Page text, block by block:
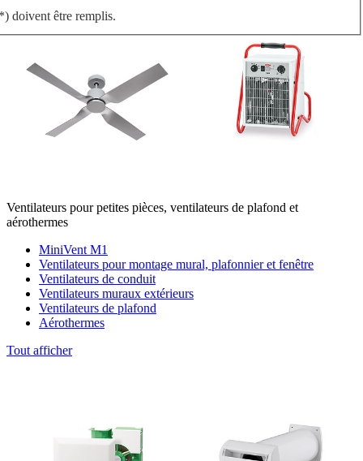
Ventilateurs pour petites pièces, ventilateurs de plafond et
aérothermes
MiniVent M1
Ventilateurs pour montage mural, plafonnier et fenêtre
Ventilateurs de conduit
Ventilateurs muraux extérieurs
Ventilateurs de plafond
Aérothermes
Tout afficher
doivent être remplis.